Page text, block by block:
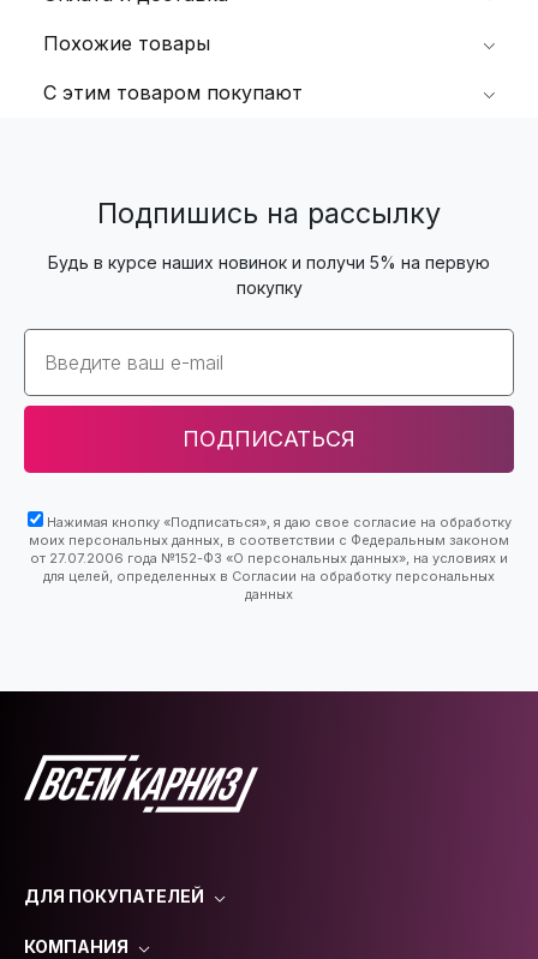
С этим товаром покупают
Похожие товары
Подпишись на рассылку
Будь в курсе наших новинок и получи 5% на первую
покупку
Email
ПОДПИСАТЬСЯ
Нажимая кнопку «Подписаться», я даю свое согласие на обработку
моих персональных данных, в соответствии с Федеральным законом
от 27.07.2006 года №152-ФЗ «О персональных данных», на условиях и
для целей, определенных в Согласии на обработку персональных
данных
ДЛЯ ПОКУПАТЕЛЕЙ
КОМПАНИЯ